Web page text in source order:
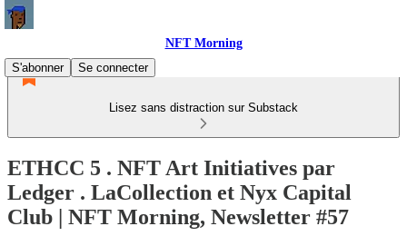
NFT Morning
S'abonner
Se connecter
Lisez sans distraction sur Substack
ETHCC 5 . NFT Art Initiatives par
Ledger . LaCollection et Nyx Capital
Club | NFT Morning, Newsletter #57